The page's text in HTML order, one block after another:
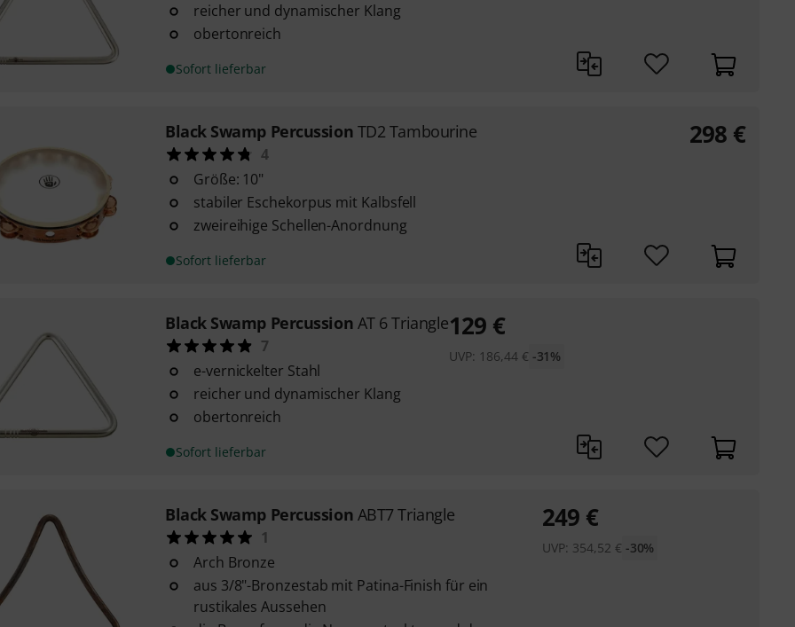
reicher und dynamischer Klang
obertonreich
Sofort lieferbar
Black Swamp Percussion TD2 Tambourine
4
Größe: 10"
stabiler Eschekorpus mit Kalbsfell
zweireihige Schellen-Anordnung
Sofort lieferbar
298 €
Black Swamp Percussion AT 6 Triangle
7
e-vernickelter Stahl
reicher und dynamischer Klang
obertonreich
Sofort lieferbar
129 €
UVP: 186,44 € -31%
Black Swamp Percussion ABT7 Triangle
1
Arch Bronze
aus 3/8"-Bronzestab mit Patina-Finish für ein
rustikales Aussehen
249 €
UVP: 354,52 € -30%